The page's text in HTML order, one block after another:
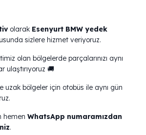
olarak Esenyurt BMW yedek
sizlere hizmet veriyoruz.
olan bölgelerde parçalarınızı aynı
ulaştırıyoruz 🚚
uzak bölgeler için otobüs ile aynı gün
hemen WhatsApp numaramızdan
.